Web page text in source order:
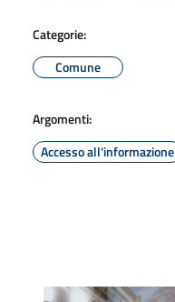
Categorie:
Comune
Argomenti:
Accesso all'informazione